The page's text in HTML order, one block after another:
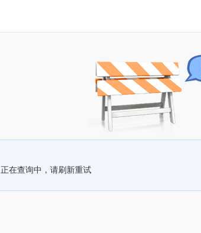
正在查询中，请刷新重试